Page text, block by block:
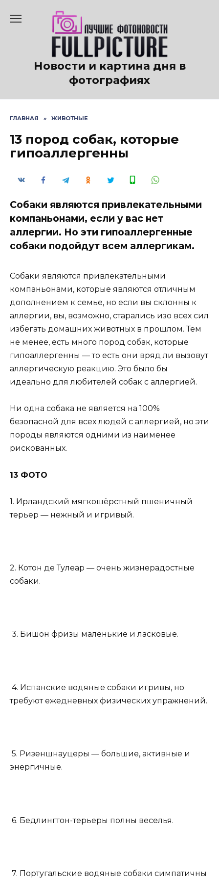
содержанию
Новости и картина дня в
фотографиях
ГЛАВНАЯ » ЖИВОТНЫЕ
13 пород собак, которые
гипоаллергенны
Собаки являются привлекательными
компаньонами, если у вас нет
аллергии. Но эти гипоаллергенные
собаки подойдут всем аллергикам.
Собаки являются привлекательными
компаньонами, которые являются отличным
дополнением к семье, но если вы склонны к
аллергии, вы, возможно, старались изо всех сил
избегать домашних животных в прошлом. Тем
не менее, есть много пород собак, которые
гипоаллергенны — то есть они вряд ли вызовут
аллергическую реакцию. Это было бы
идеально для любителей собак с аллергией.
Ни одна собака не является на 100%
безопасной для всех людей с аллергией, но эти
породы являются одними из наименее
рискованных.
13 ФОТО
1. Ирландский мягкошёрстный пшеничный
терьер — нежный и игривый.
2. Котон де Тулеар — очень жизнерадостные
собаки.
3. Бишон фризы маленькие и ласковые.
4. Испанские водяные собаки игривы, но
требуют ежедневных физических упражнений.
5. Ризеншнауцеры — большие, активные и
энергичные.
6. Бедлингтон-терьеры полны веселья.
7. Португальские водяные собаки симпатичны